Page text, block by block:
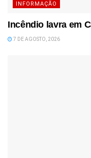
INFORMAÇÃO
Incêndio lavra em
7 DE AGOSTO, 2026